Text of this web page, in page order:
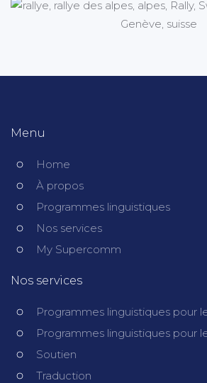
Menu
Home
À propos
Programmes linguistiques
Nos services
My Supercomm
Nos services
Programmes linguistiques pour
Programmes linguistiques pour
Soutien
Traduction